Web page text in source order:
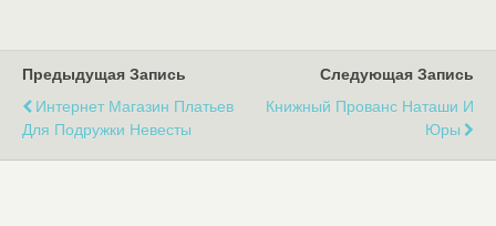
Предыдущая Запись
Интернет Магазин Платьев
Для Подружки Невесты
Следующая Запись
Книжный Прованс Наташи И
Юры